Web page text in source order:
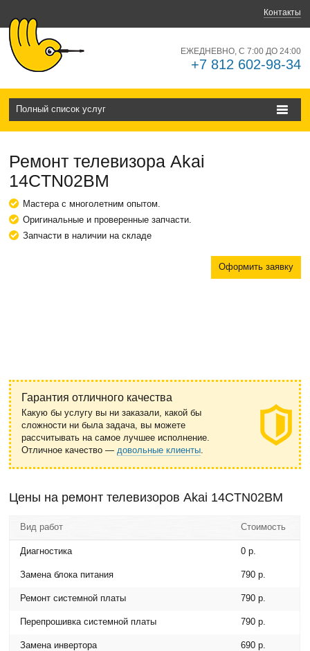
Контакты
ЕЖЕДНЕВНО, С 7:00 ДО 24:00
+7 812 602-98-34
Полный список услуг
Ремонт телевизора Akai
14CTN02BМ
Мастера с многолетним опытом.
Оригинальные и проверенные запчасти.
Запчасти в наличии на складе
Оформить заявку
Гарантия отличного качества
Какую бы услугу вы ни заказали, какой бы
сложности ни была задача, вы можете
рассчитывать на самое лучшее исполнение.
Отличное качество —довольные клиенты.
Цены на ремонт телевизоров Akai 14CTN02BМ
Вид работ Стоимость
Диагностика 0 р.
Замена блока питания 790 р.
Ремонт системной платы 790 р.
Перепрошивка системной платы 790 р.
Замена инвертора 690 р.